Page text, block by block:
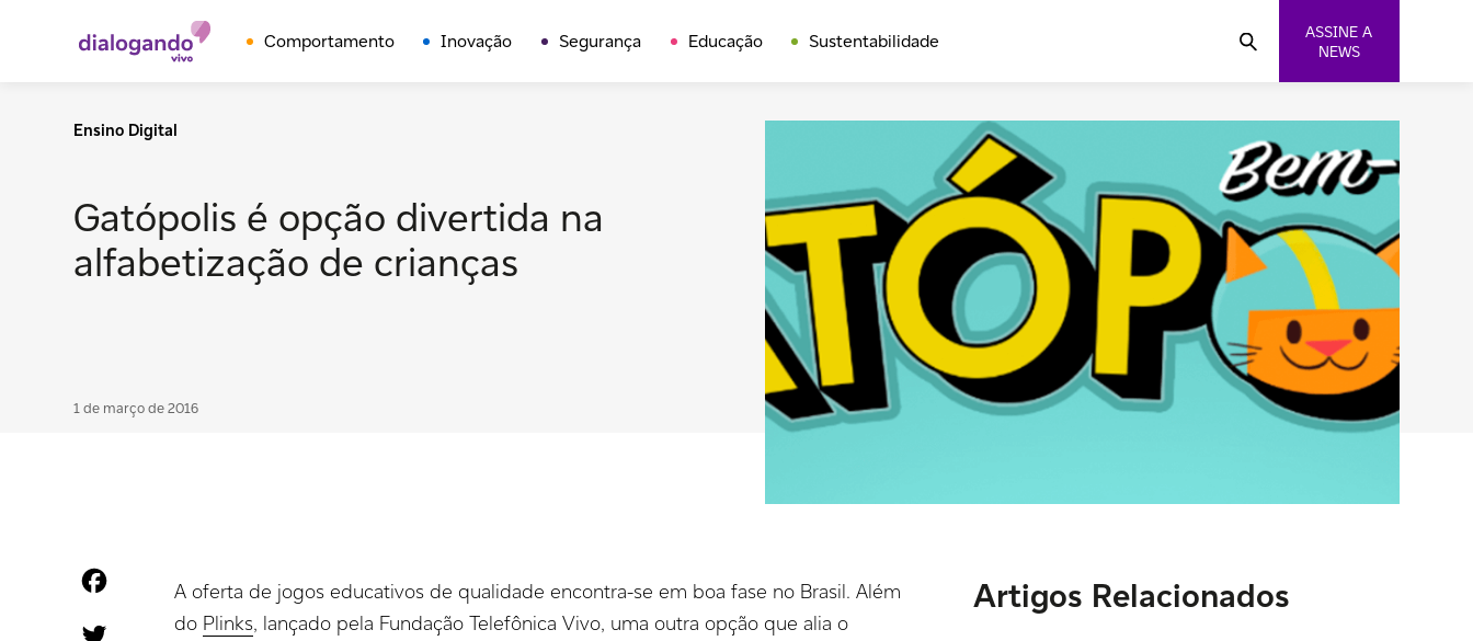
Comportamento Inovação Segurança Educação Sustentabilidade
ASSINE A
NEWS
Ensino Digital
Gatópolis é opção divertida na
alfabetização de crianças
1 de março de 2016
FacebookA oferta de jogos educativos de qualidade encontra-se em boa fase no Brasil. Além
do Plinks, lançado pela Fundação Telefônica Vivo, uma outra opção que alia o
Artigos Relacionados